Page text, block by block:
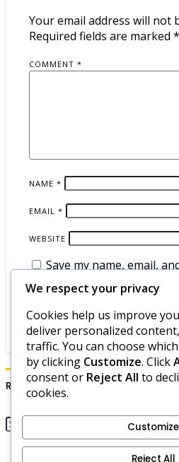
Your email address will not
Required fields are marked *
COMMENT *
NAME *
EMAIL *
WEBSITE
Save my name, email,
browser for the next time I
Recherche
Contact
We respect your privacy
Cookies help us improve
deliver personalized
traffic. You can choose
by clicking Customize. Click
consent or Reject All to
cookies.
Customize
Reject All